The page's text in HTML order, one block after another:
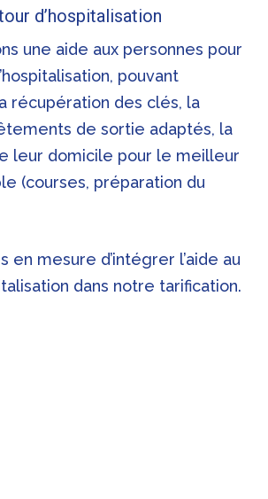
d’hospitalisation
une aide aux personnes pour
pouvant
récupération des clés, la
de sortie adaptés, la
leur domicile pour le meilleur
(courses, préparation du
en mesure d’intégrer l’aide au
dans notre tarification.